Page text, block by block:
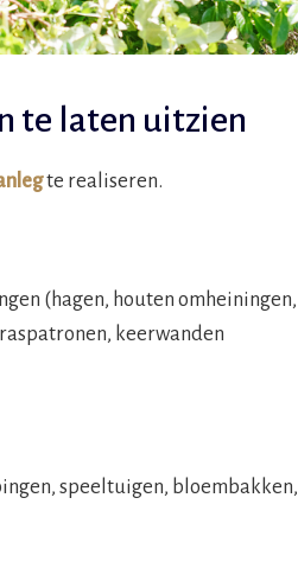
te laten uitzien
te realiseren.
(hagen, houten omheiningen,
keerwanden
speeltuigen, bloembakken,